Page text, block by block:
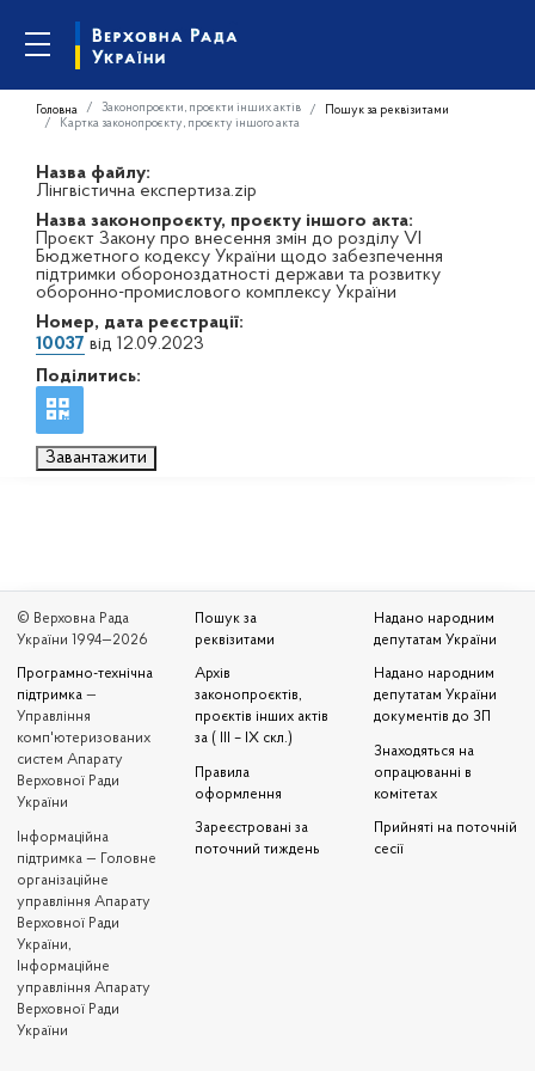
Головна Законопроєкти, проєкти інших актів
Пошук за реквізитами
Картка законопроєкту, проєкту іншого акта
Назва файлу:
Лінгвістична експертиза.zip
Назва законопроєкту, проєкту іншого акта:
Проєкт Закону про внесення змін до розділу VI
Бюджетного кодексу України щодо забезпечення
підтримки обороноздатності держави та розвитку
оборонно-промислового комплексу України
Номер, дата реєстрації:
10037 від 12.09.2023
Поділитись:
Завантажити
© Верховна Рада
України 1994—2026
Програмно-технічна
підтримка —
Управління
комп'ютеризованих
систем Апарату
Верховної Ради
України
Iнформаційна
підтримка — Головне
організаційне
управління Апарату
Верховної Ради
України,
Інформаційне
управління Апарату
Верховної Ради
України
Пошук за
реквізитами
Архів
законопроєктів,
проєктів інших актів
за ( III – IX скл.)
Правила
оформлення
Зареєстровані за
поточний тиждень
Надано народним
депутатам України
Надано народним
депутатам України
документів до ЗП
Знаходяться на
опрацюванні в
комітетах
Прийняті на поточній
сесії